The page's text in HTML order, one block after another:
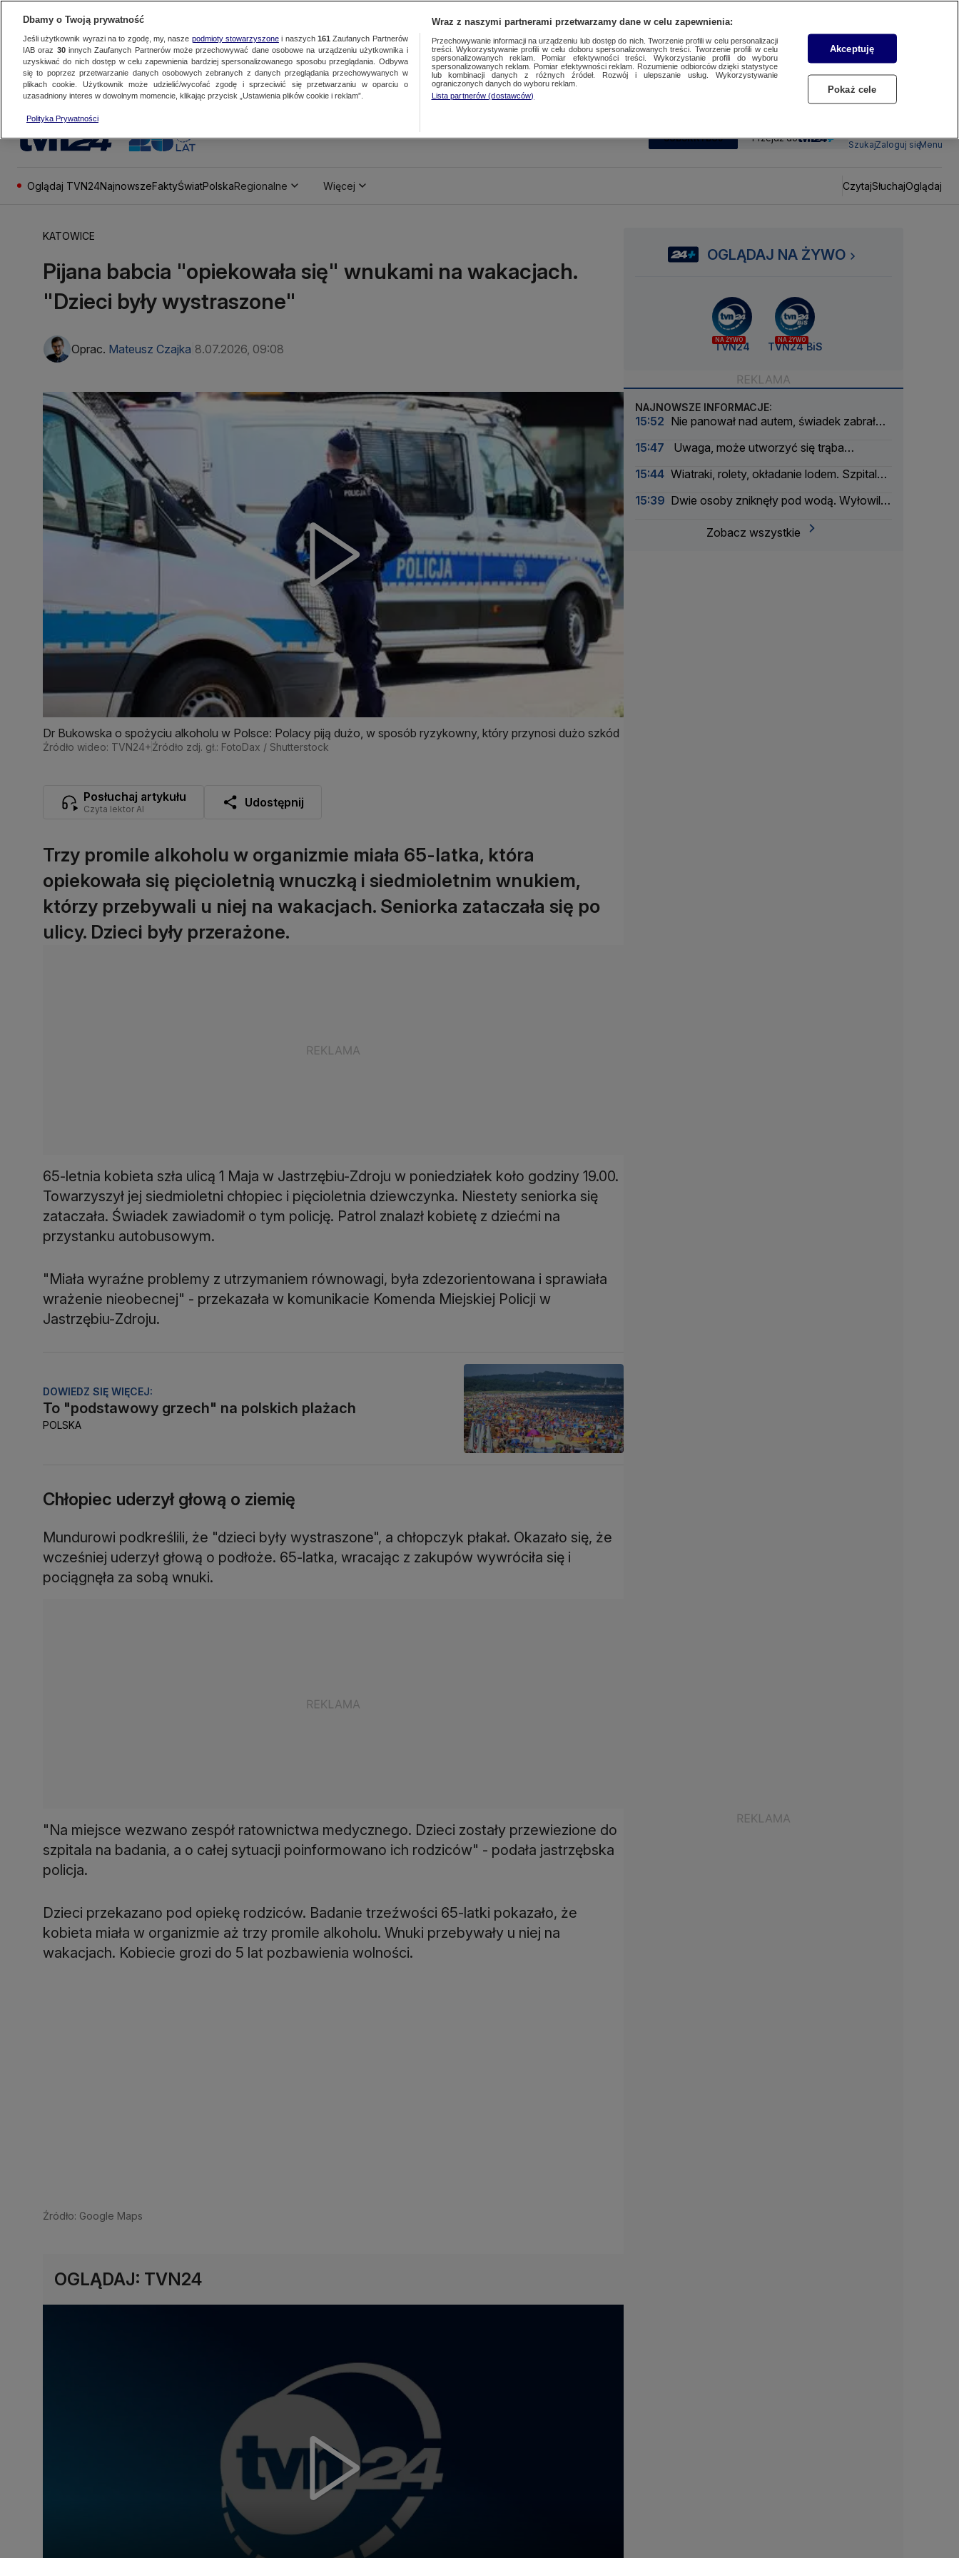
SUBSKRYBUJ Przejdź do
SzukajZaloguj sięMenu
Oglądaj TVN24NajnowszeFaktyŚwiatPolskaRegionalne Więcej CzytajSłuchajOglądaj
KATOWICE
Pijana babcia "opiekowała się" wnukami na wakacjach.
"Dzieci były wystraszone"
Oprac. Mateusz Czajka 8.07.2026, 09:08
Dr Bukowska o spożyciu alkoholu w Polsce: Polacy piją dużo, w sposób ryzykowny, który przynosi dużo szkód
Źródło wideo: TVN24+Źródło zdj. gł.: FotoDax / Shutterstock
Posłuchaj artykułu
Czyta lektor AI Udostępnij
Trzy promile alkoholu w organizmie miała 65-latka, która
opiekowała się pięcioletnią wnuczką i siedmioletnim wnukiem,
którzy przebywali u niej na wakacjach. Seniorka zataczała się po
ulicy. Dzieci były przerażone.
65-letnia kobieta szła ulicą 1 Maja w Jastrzębiu-Zdroju w poniedziałek koło godziny 19.00.
Towarzyszył jej siedmioletni chłopiec i pięcioletnia dziewczynka. Niestety seniorka się
zataczała. Świadek zawiadomił o tym policję. Patrol znalazł kobietę z dziećmi na
przystanku autobusowym.
"Miała wyraźne problemy z utrzymaniem równowagi, była zdezorientowana i sprawiała
wrażenie nieobecnej" - przekazała w komunikacie Komenda Miejskiej Policji w
Jastrzębiu-Zdroju.
DOWIEDZ SIĘ WIĘCEJ:
To "podstawowy grzech" na polskich plażach
POLSKA
Chłopiec uderzył głową o ziemię
Mundurowi podkreślili, że "dzieci były wystraszone", a chłopczyk płakał. Okazało się, że
wcześniej uderzył głową o podłoże. 65-latka, wracając z zakupów wywróciła się i
pociągnęła za sobą wnuki.
"Na miejsce wezwano zespół ratownictwa medycznego. Dzieci zostały przewiezione do
szpitala na badania, a o całej sytuacji poinformowano ich rodziców" - podała jastrzębska
policja.
Dzieci przekazano pod opiekę rodziców. Badanie trzeźwości 65-latki pokazało, że
kobieta miała w organizmie aż trzy promile alkoholu. Wnuki przebywały u niej na
wakacjach. Kobiecie grozi do 5 lat pozbawienia wolności.
Źródło: Google Maps
OGLĄDAJ: TVN24
OGLĄDAJ NA ŻYWO
NA ŻYWO
TVN24
NA ŻYWO
TVN24 BiS
NAJNOWSZE INFORMACJE:
15:52 Nie panował nad autem, świadek zabrał
15:47
Uwaga, może utworzyć się trąba
15:44 Wiatraki, rolety, okładanie lodem. Szpitale i
15:39 Dwie osoby zniknęły pod wodą. Wyłowili
Zobacz wszystkie
Dbamy o Twoją prywatność
Jeśli użytkownik wyrazi na to zgodę, my, nasze podmioty stowarzyszonei naszych 161 Zaufanych Partnerów
IAB oraz 30innych Zaufanych Partnerów może przechowywać dane osobowe na urządzeniu użytkownika i
uzyskiwać do nich dostęp w celu zapewnienia bardziej spersonalizowanego sposobu przeglądania. Odbywa
się to poprzez przetwarzanie danych osobowych zebranych z danych przeglądania przechowywanych w
plikach cookie. Użytkownik może udzielić/wycofać zgodę i sprzeciwić się przetwarzaniu w oparciu o
uzasadniony interes w dowolnym momencie, klikając przycisk „Ustawienia plików cookie i reklam”.
Polityka Prywatności
Wraz z naszymi partnerami przetwarzamy dane w celu zapewnienia:
Przechowywanie informacji na urządzeniu lub dostęp do nich. Tworzenie profili w celu personalizacji
treści. Wykorzystywanie profili w celu doboru spersonalizowanych treści. Tworzenie profili w celu
spersonalizowanych reklam. Pomiar efektywności treści. Wykorzystanie profili do wyboru
spersonalizowanych reklam. Pomiar efektywności reklam. Rozumienie odbiorców dzięki statystyce
lub kombinacji danych z różnych źródeł. Rozwój i ulepszanie usług. Wykorzystywanie
ograniczonych danych do wyboru reklam.
Lista partnerów (dostawców)
Akceptuję
Pokaż cele